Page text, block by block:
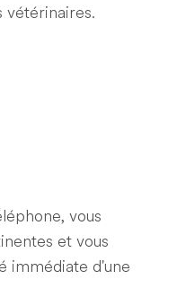
vétérinaires.
vous
et vous
immédiate d'une